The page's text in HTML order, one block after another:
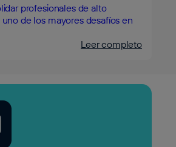
profesionales de alto
de los mayores desafíos en
Leer completo